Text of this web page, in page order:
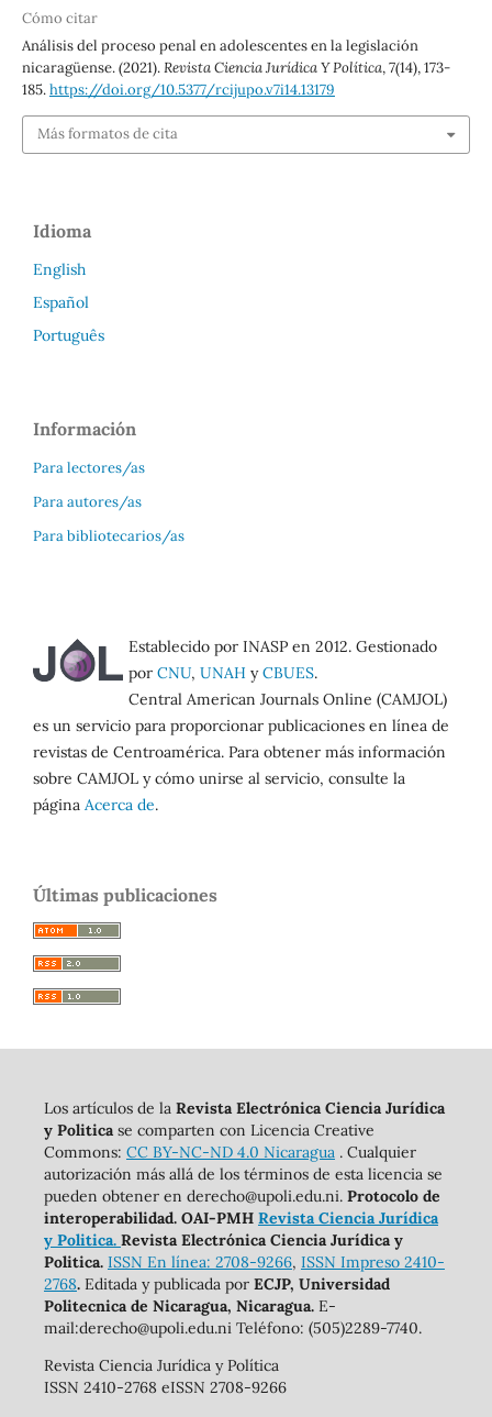
Cómo citar
Análisis del proceso penal en adolescentes en la legislación
nicaragüense. (2021).Revista Ciencia Jurídica Y Política,7(14), 173-
185.https://doi.org/10.5377/rcijupo.v7i14.13179
Más formatos de cita
Idioma
English
Español
Português
Información
Para lectores/as
Para autores/as
Para bibliotecarios/as
Establecido por INASP en 2012. Gestionado
por CNU, UNAH yCBUES.
Central American Journals Online (CAMJOL)
es un servicio para proporcionar publicaciones en línea de
revistas de Centroamérica. Para obtener más información
sobre CAMJOL y cómo unirse al servicio, consulte la
página Acerca de.
Últimas publicaciones
Los artículos de la Revista Electrónica Ciencia Jurídica
y Politicase comparten con Licencia Creative
Commons: CC BY-NC-ND 4.0 Nicaragua. Cualquier
autorización más allá de los términos de esta licencia se
pueden obtener en derecho@upoli.edu.ni. Protocolo de
interoperabilidad. OAI-PMH Revista Ciencia Jurídica
y Politica. Revista Electrónica Ciencia Jurídica y
Politica. ISSN En línea: 2708-9266, ISSN Impreso 2410-
2768.Editada y publicada porECJP, Universidad
Politecnica de Nicaragua, Nicaragua. E-
mail:derecho@upoli.edu.ni Teléfono: (505)2289-7740.
Revista Ciencia Jurídica y Política
ISSN 2410-2768 eISSN 2708-9266